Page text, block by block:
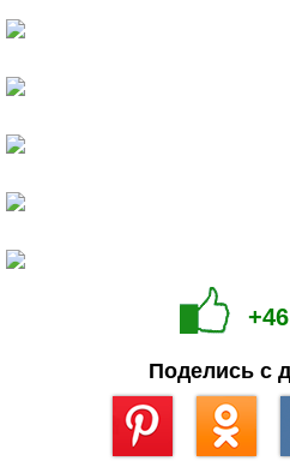
+46
Поделись с